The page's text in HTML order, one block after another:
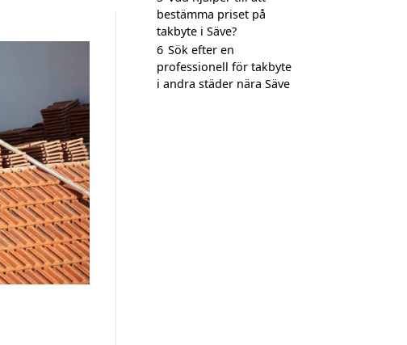
bestämma priset på
takbyte i Säve?
6 Sök efter en
professionell för takbyte
i andra städer nära Säve